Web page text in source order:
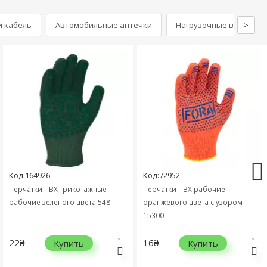
кабель Автомобильные аптечки Нагрузочные вилки и
>
Код:164926
Перчатки ПВХ трикотажные
рабочие зеленого цвета 548
22₴ Купить
Код:72952
Перчатки ПВХ рабочие
оранжевого цвета с узором
15300
16₴ Купить